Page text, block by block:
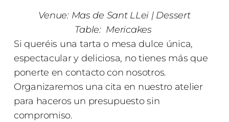
Venue: Mas de Sant LLei | Dessert
Table: Mericakes
Si queréis una tarta o mesa dulce única,
espectacular y deliciosa, no tienes más que
ponerte en contacto con nosotros.
Organizaremos una cita en nuestro atelier
para haceros un presupuesto sin
compromiso.